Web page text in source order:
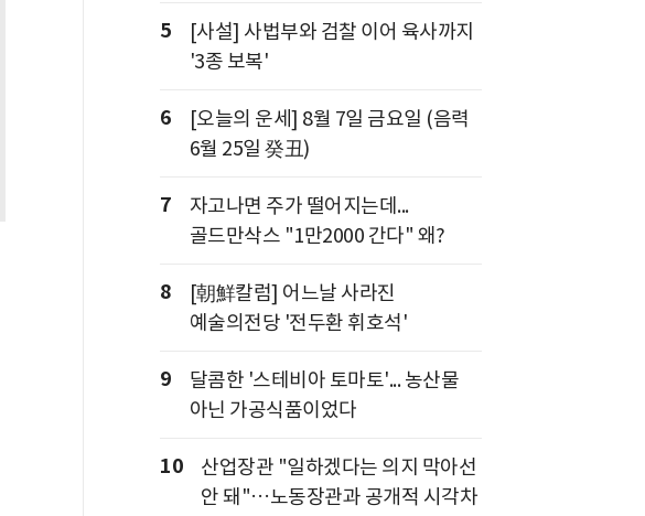
5
[사설] 사법부와 검찰 이어 육사까지
'3종 보복'
6
[오늘의 운세] 8월 7일 금요일 (음력
6월 25일 癸丑)
7
자고나면 주가 떨어지는데...
골드만삭스 "1만2000 간다" 왜?
8
[朝鮮칼럼] 어느날 사라진
예술의전당 '전두환 휘호석'
9
달콤한 '스테비아 토마토'... 농산물
아닌 가공식품이었다
10
산업장관 "일하겠다는 의지 막아선
안 돼"…노동장관과 공개적 시각차